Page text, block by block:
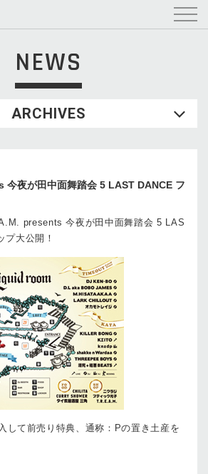
NEWS
ARCHIVES
今夜が田中面舞踏会 5 LAST DANCE フ
presents 今夜が田中面舞踏会 5 LAS
プ大公開！
して前売り特典、通称：Pの置き土産を